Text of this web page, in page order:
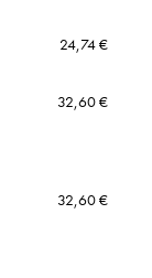
24,74 €
32,60 €
32,60 €